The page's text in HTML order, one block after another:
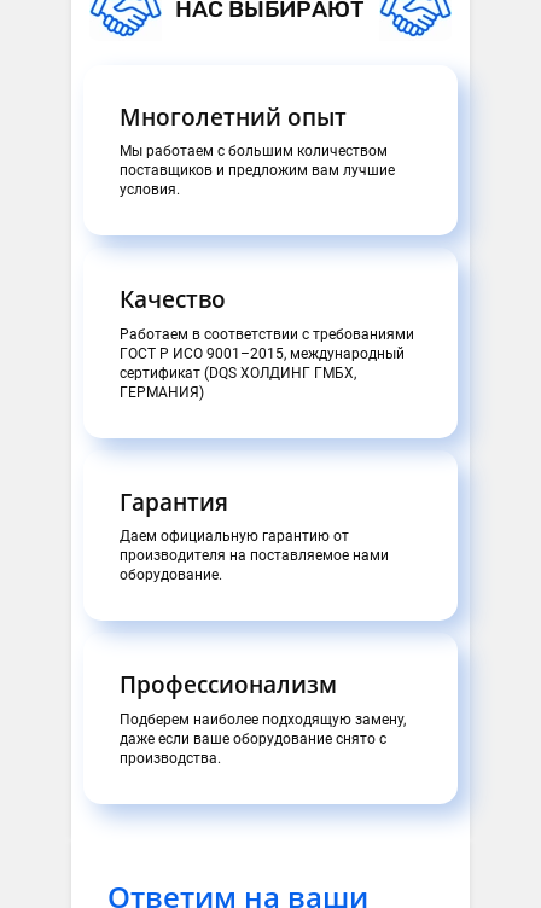
НАС ВЫБИРАЮТ
Многолетний опыт
Мы работаем с большим количеством
поставщиков и предложим вам лучшие
условия.
Качество
Работаем в соответствии с требованиями
ГОСТ Р ИСО 9001–2015, международный
сертификат (DQS ХОЛДИНГ ГМБХ,
ГЕРМАНИЯ)
Гарантия
Даем официальную гарантию от
производителя на поставляемое нами
оборудование.
Профессионализм
Подберем наиболее подходящую замену,
даже если ваше оборудование снято с
производства.
Ответим на ваши